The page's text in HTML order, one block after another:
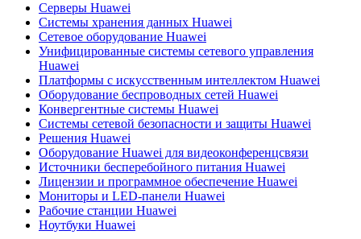
Серверы Huawei
Системы хранения данных Huawei
Сетевое оборудование Huawei
Унифицированные системы сетевого управления
Huawei
Платформы с искусственным интеллектом Huawei
Оборудование беспроводных сетей Huawei
Конвергентные системы Huawei
Системы сетевой безопасности и защиты Huawei
Решения Huawei
Оборудование Huawei для видеоконференцсвязи
Источники бесперебойного питания Huawei
Лицензии и программное обеспечение Huawei
Мониторы и LED-панели Huawei
Рабочие станции Huawei
Ноутбуки Huawei